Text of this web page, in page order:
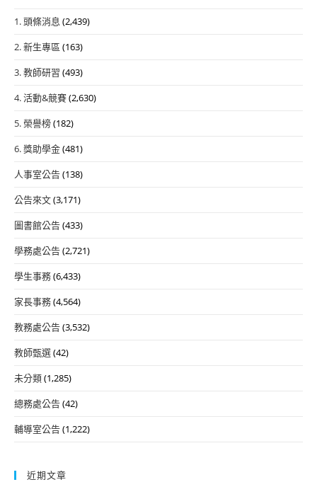
1. 頭條消息 (2,439)
2. 新生專區 (163)
3. 教師研習 (493)
4. 活動&競賽(2,630)
5. 榮譽榜(182)
6. 獎助學金(481)
人事室公告(138)
公告來文(3,171)
圖書館公告(433)
學務處公告(2,721)
學生事務(6,433)
家長事務(4,564)
教務處公告(3,532)
教師甄選(42)
未分類(1,285)
總務處公告(42)
輔導室公告(1,222)
近期文章